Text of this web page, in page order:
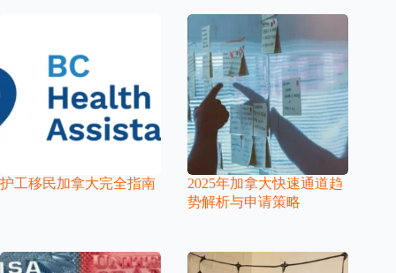
护工移民加拿大完全指南
2025年加拿大快速通道趋
势解析与申请策略